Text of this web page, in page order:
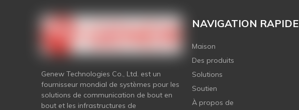
Genew Technologies Co., Ltd. est un
fournisseur mondial de systèmes pour les
solutions de communication de bout en
bout et les infrastructures de
NAVIGATION RAPIDE
Maison
Des produits
Solutions
Soutien
À propos de